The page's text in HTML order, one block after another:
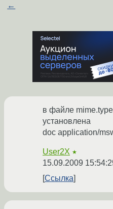
←
в файле
установлена
doc application/
User2X ★
15.09.2009
Ссылка